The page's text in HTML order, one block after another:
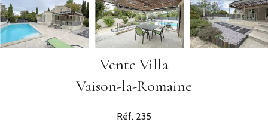
Vente Villa
Vaison-la-Romaine
Réf. 235